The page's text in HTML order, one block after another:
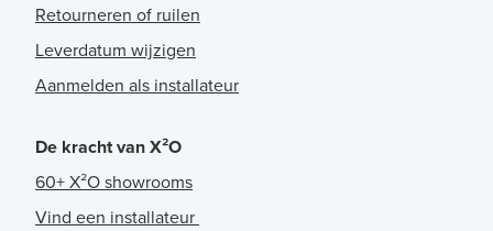
Retourneren of ruilen
Leverdatum wijzigen
Aanmelden als installateur
De kracht van X²O
60+ X²O showrooms
Vind een installateur